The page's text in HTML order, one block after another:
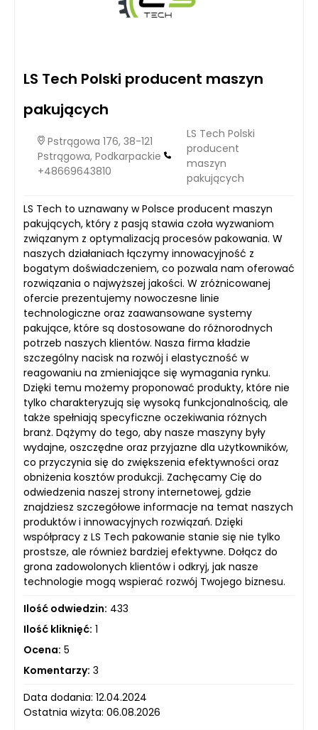
LS Tech Polski producent maszyn
pakujących
Pstrągowa 176, 38-121
Pstrągowa, Podkarpackie
+48669643810
LS Tech Polski
producent
maszyn
pakujących
LS Tech to uznawany w Polsce producent maszyn
pakujących, który z pasją stawia czoła wyzwaniom
związanym z optymalizacją procesów pakowania. W
naszych działaniach łączymy innowacyjność z
bogatym doświadczeniem, co pozwala nam oferować
rozwiązania o najwyższej jakości. W zróżnicowanej
ofercie prezentujemy nowoczesne linie
technologiczne oraz zaawansowane systemy
pakujące, które są dostosowane do różnorodnych
potrzeb naszych klientów. Nasza firma kładzie
szczególny nacisk na rozwój i elastyczność w
reagowaniu na zmieniające się wymagania rynku.
Dzięki temu możemy proponować produkty, które nie
tylko charakteryzują się wysoką funkcjonalnością, ale
także spełniają specyficzne oczekiwania różnych
branż. Dążymy do tego, aby nasze maszyny były
wydajne, oszczędne oraz przyjazne dla użytkowników,
co przyczynia się do zwiększenia efektywności oraz
obniżenia kosztów produkcji. Zachęcamy Cię do
odwiedzenia naszej strony internetowej, gdzie
znajdziesz szczegółowe informacje na temat naszych
produktów i innowacyjnych rozwiązań. Dzięki
współpracy z LS Tech pakowanie stanie się nie tylko
prostsze, ale również bardziej efektywne. Dołącz do
grona zadowolonych klientów i odkryj, jak nasze
technologie mogą wspierać rozwój Twojego biznesu.
Ilość odwiedzin: 433
Ilość kliknięć: 1
Ocena: 5
Komentarzy: 3
Data dodania: 12.04.2024
Ostatnia wizyta: 06.08.2026